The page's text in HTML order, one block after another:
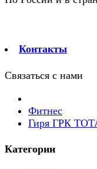
Контакты
Связаться с нами
Фитнес
Гиря ГРК
Категории